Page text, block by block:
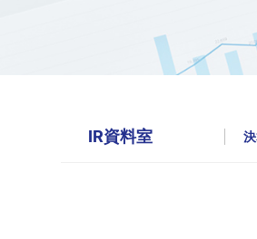
IR資料室